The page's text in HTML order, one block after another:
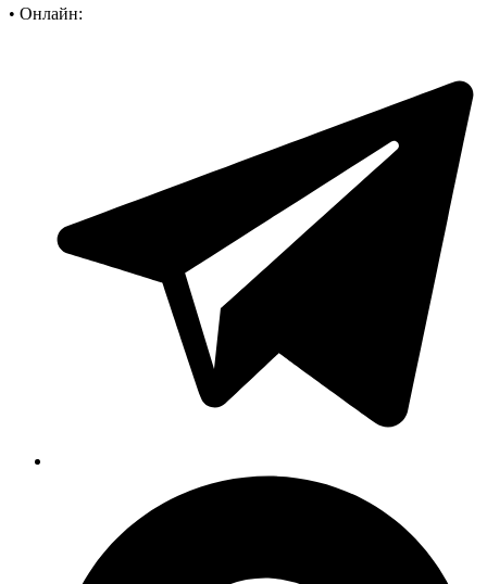
• Онлайн: